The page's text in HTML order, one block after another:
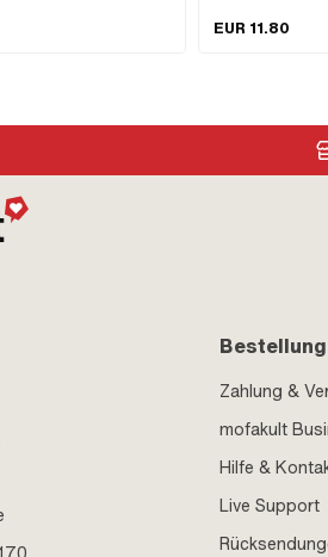
· Lochabstand
EUR 11.80
Bestellung
Zahlung &
mofakult
Hilfe &
Live Support